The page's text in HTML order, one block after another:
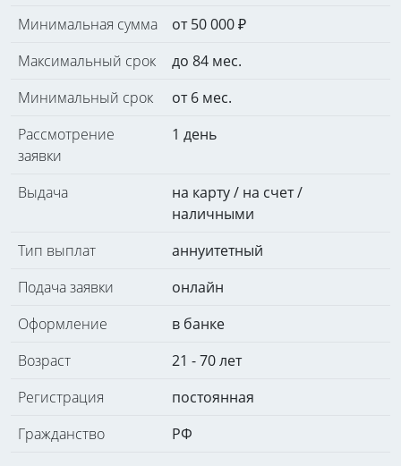
Минимальная сумма от 50 000₽
Максимальный срок
до 84 мес.
Минимальный срок
от 6 мес.
Рассмотрение
заявки
1 день
Выдача
на карту / на счет /
наличными
Тип выплат
аннуитетный
Подача заявки
онлайн
Оформление
в банке
Возраст
21 - 70 лет
Регистрация
постоянная
Гражданство
РФ